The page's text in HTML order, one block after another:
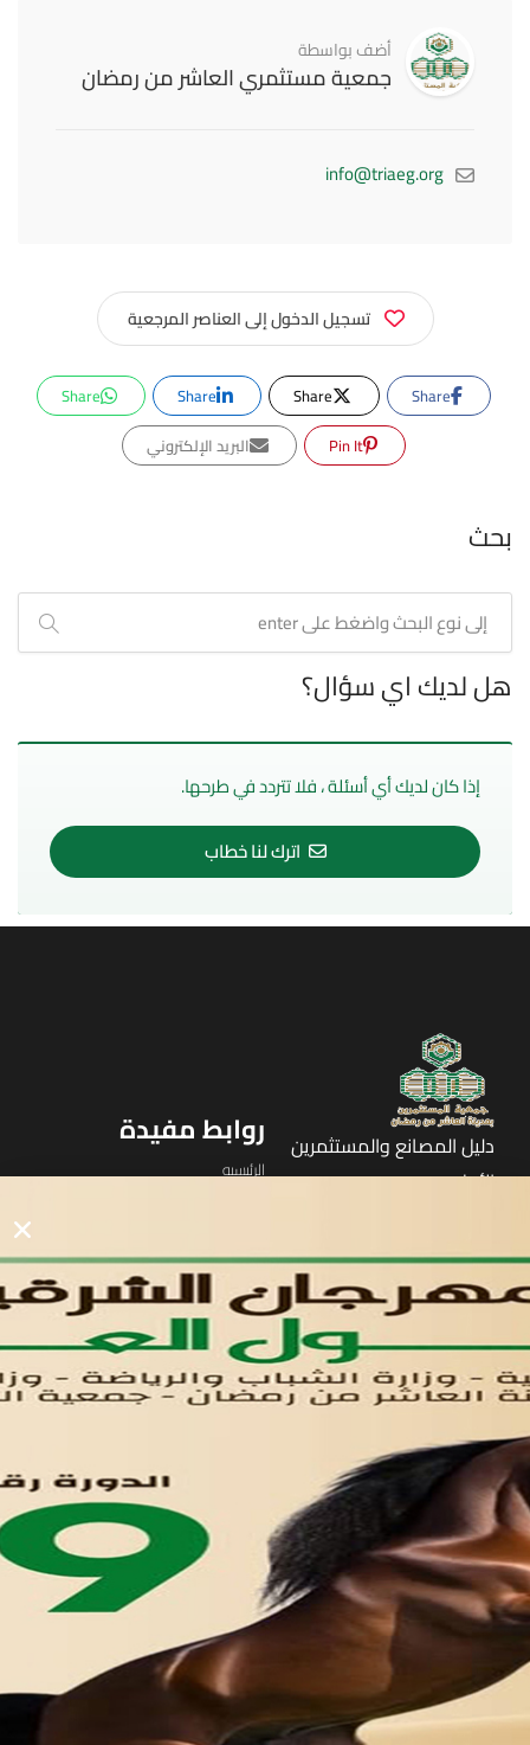
أضف بواسطة
جمعية مستثمري العاشر من رمضان
info@triaeg.org
تسجيل الدخول إلى العناصر المرجعية
Share
Share
Share
Share
Pin It
البريد الإلكتروني
بحث
هل لديك اي سؤال؟
إذا كان لديك أي أسئلة ، فلا تتردد في طرحها.
اترك لنا خطاب
دليل المصانع والمستثمرين
الأول
روابط مفيدة
الرئيسيه
لوحه التحكم
اتصل بنا
تواصل معنا
مدينة العاشر من رمضان
01221020029
055-4494429
055-4494406
055-4494414
info.triaeg@yahoo.com
info@triaeg-guide.com